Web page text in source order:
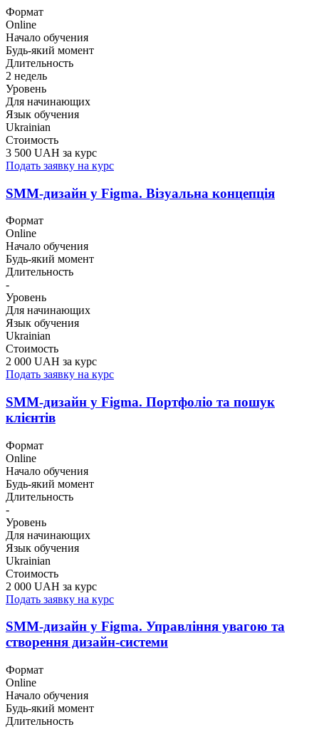
Формат
Online
Начало обучения
Будь-який момент
Длительность
2 недель
Уровень
Для начинающих
Язык обучения
Ukrainian
Стоимость
3 500 UAH за курс
Подать заявку на курс
SMM-дизайн у Figma. Візуальна концепція
Формат
Online
Начало обучения
Будь-який момент
Длительность
-
Уровень
Для начинающих
Язык обучения
Ukrainian
Стоимость
2 000 UAH за курс
Подать заявку на курс
SMM-дизайн у Figma. Портфоліо та пошук
клієнтів
Формат
Online
Начало обучения
Будь-який момент
Длительность
-
Уровень
Для начинающих
Язык обучения
Ukrainian
Стоимость
2 000 UAH за курс
Подать заявку на курс
SMM-дизайн у Figma. Управління увагою та
створення дизайн-системи
Формат
Online
Начало обучения
Будь-який момент
Длительность